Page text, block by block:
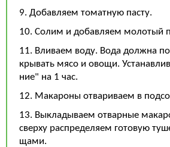
9. Добавляем томатную пасту.
10. Солим и добавляем молотый
11. Вливаем воду. Вода должна
крывать мясо и овощи.
ние" на 1 час.
12. Макароны отвариваем в
13. Выкладываем отварные
сверху распределяем готовую
щами.